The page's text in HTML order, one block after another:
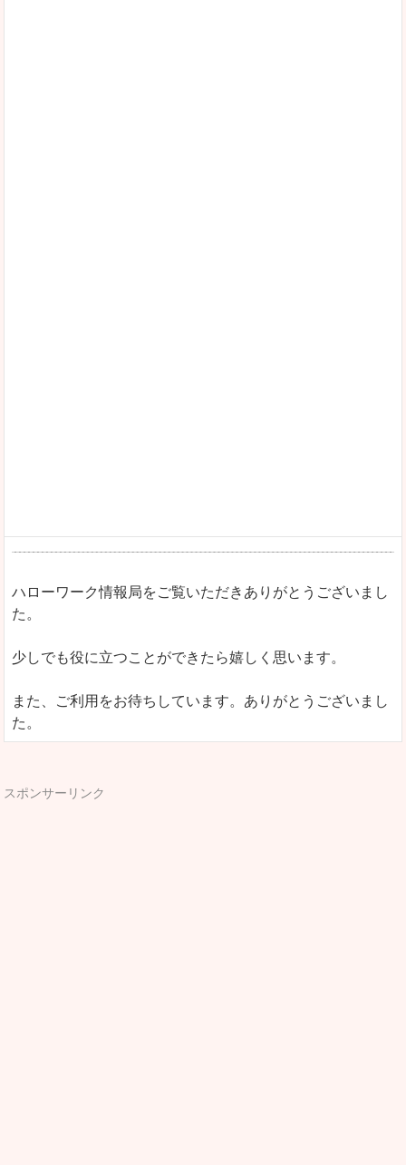
ハローワーク情報局をご覧いただきありがとうございまし
た。
少しでも役に立つことができたら嬉しく思います。
また、ご利用をお待ちしています。ありがとうございまし
た。
スポンサーリンク